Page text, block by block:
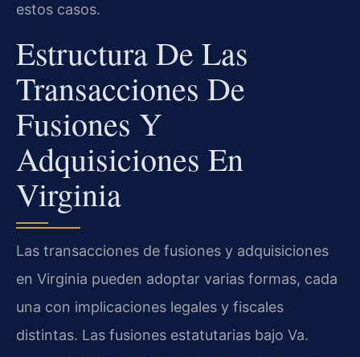
estos casos.
Estructura De Las
Transacciones De
Fusiones Y
Adquisiciones En
Virginia
Las transacciones de fusiones y adquisiciones
en Virginia pueden adoptar varias formas, cada
una con implicaciones legales y fiscales
distintas. Las fusiones estatutarias bajo Va.